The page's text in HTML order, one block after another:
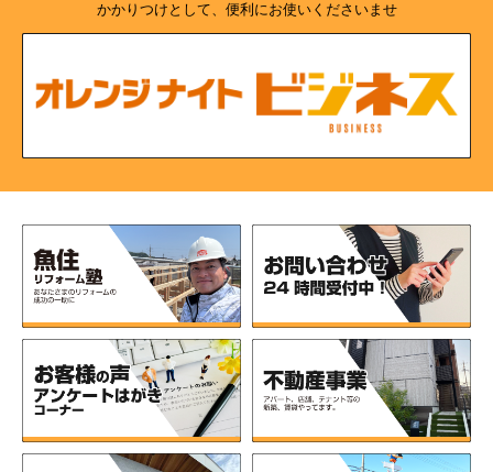
かかりつけとして、便利にお使いくださいませ